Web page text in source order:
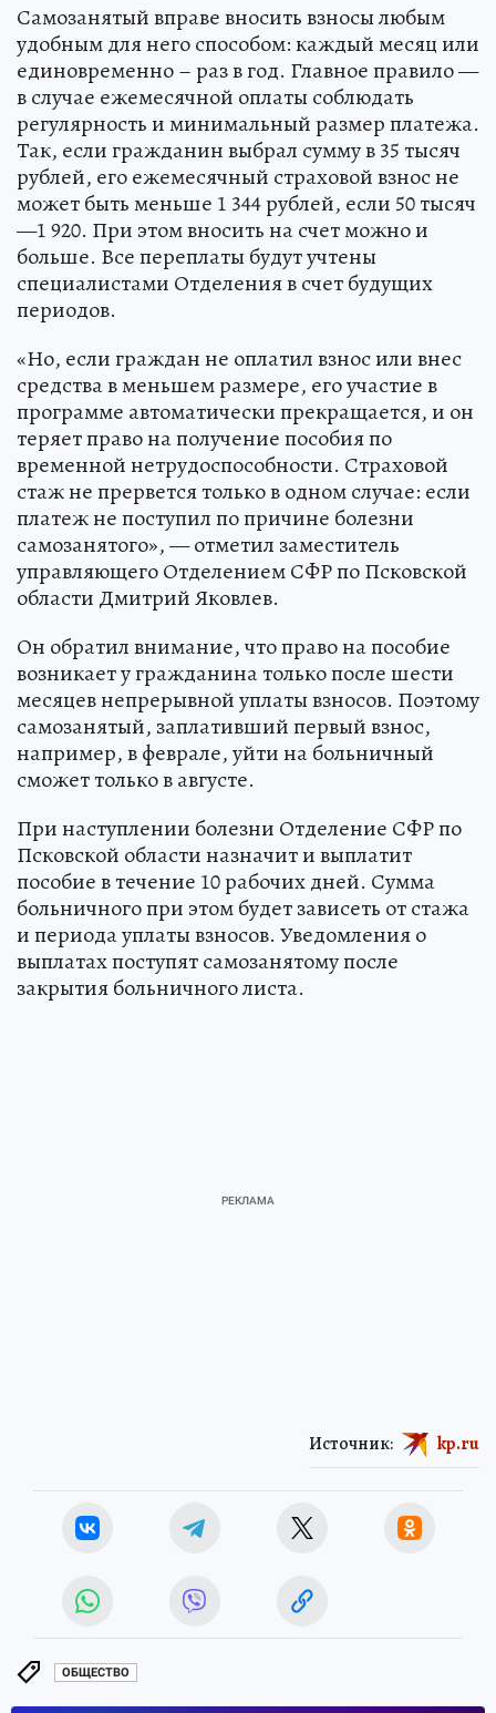
Самозанятый вправе вносить взносы любым
удобным для него способом: каждый месяц или
единовременно – раз в год. Главное правило —
в случае ежемесячной оплаты соблюдать
регулярность и минимальный размер платежа.
Так, если гражданин выбрал сумму в 35 тысяч
рублей, его ежемесячный страховой взнос не
может быть меньше 1 344 рублей, если 50 тысяч
—1 920. При этом вносить на счет можно и
больше. Все переплаты будут учтены
специалистами Отделения в счет будущих
периодов.
«Но, если граждан не оплатил взнос или внес
средства в меньшем размере, его участие в
программе автоматически прекращается, и он
теряет право на получение пособия по
временной нетрудоспособности. Страховой
стаж не прервется только в одном случае: если
платеж не поступил по причине болезни
самозанятого», — отметил заместитель
управляющего Отделением СФР по Псковской
области Дмитрий Яковлев.
Он обратил внимание, что право на пособие
возникает у гражданина только после шести
месяцев непрерывной уплаты взносов. Поэтому
самозанятый, заплативший первый взнос,
например, в феврале, уйти на больничный
сможет только в августе.
При наступлении болезни Отделение СФР по
Псковской области назначит и выплатит
пособие в течение 10 рабочих дней. Сумма
больничного при этом будет зависеть от стажа
и периода уплаты взносов. Уведомления о
выплатах поступят самозанятому после
закрытия больничного листа.
Источник: kp.ru
ОБЩЕСТВО